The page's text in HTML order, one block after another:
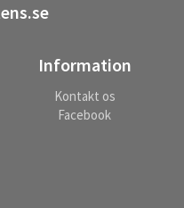
Information
Kontakt os
Facebook